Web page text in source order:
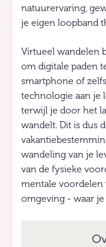
natuurervaring,
je eigen loopband
Virtueel wandelen
om digitale paden
smartphone of
technologie aan je
terwijl je door het
wandelt. Dit is dus
wandeling van je
van de fysieke
mentale voordelen
omgeving - waar je